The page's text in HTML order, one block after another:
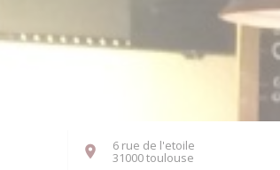
6 rue de l'etoile
31000 toulouse((ouvre une